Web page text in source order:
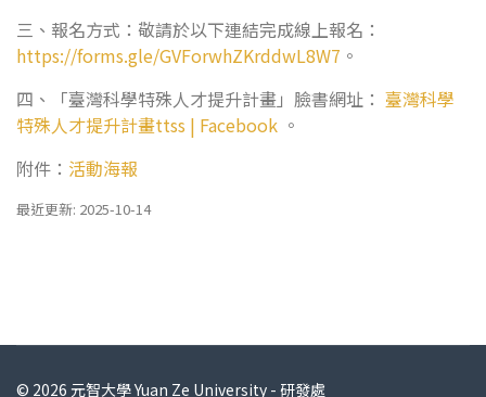
三、報名方式：敬請於以下連結完成線上報名：
https://forms.gle/GVForwhZKrddwL8W7 。
四、「臺灣科學特殊人才提升計畫」臉書網址： 臺灣科學
特殊人才提升計畫ttss | Facebook 。
附件： 活動海報
最近更新: 2025-10-14
© 2026 元智大學 Yuan Ze University - 研發處